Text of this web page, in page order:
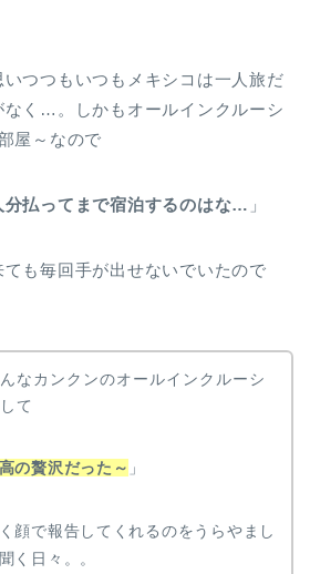
つつもいつもメキシコは一人旅だ
なく…。しかもオールインクルーシ
屋～なので
分払ってまで宿泊するのはな… 」
も毎回手が出せないでいたので
なカンクンのオールインクルーシ
て
の贅沢だった～ 」
顔で報告してくれるのをうらやまし
く日々。。